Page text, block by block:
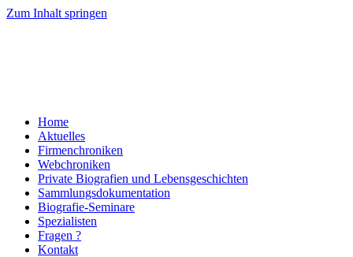
Zum Inhalt springen
Home
Aktuelles
Firmenchroniken
Webchroniken
Private Biografien und Lebensgeschichten
Sammlungsdokumentation
Biografie-Seminare
Spezialisten
Fragen ?
Kontakt